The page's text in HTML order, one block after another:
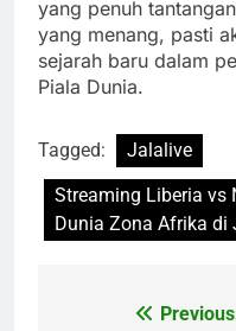
yang penuh
yang menang, pasti
sejarah baru dalam
Piala Dunia.
Tagged:
Jalalive
Streaming Liberia vs
Dunia Zona Afrika di